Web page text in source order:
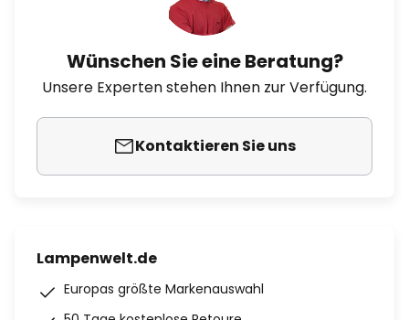
Wünschen Sie eine Beratung?
Unsere Experten stehen Ihnen zur Verfügung.
Kontaktieren Sie uns
Lampenwelt.de
Europas größte Markenauswahl